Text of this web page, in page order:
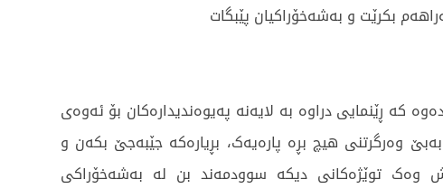
بکرێت و بەشەخۆراکیان پێبگات
کە ڕێنمایی دراوە بە لایەنە پەیوەندیدارەکان بۆ ئەوەی
وەرگرتنی هیچ بڕە پارەیەک، بڕیارەکە جێبەجێ بکەن و
وەک توێژەکانی دیکە سوودمەند بن لە بەشەخۆراکی